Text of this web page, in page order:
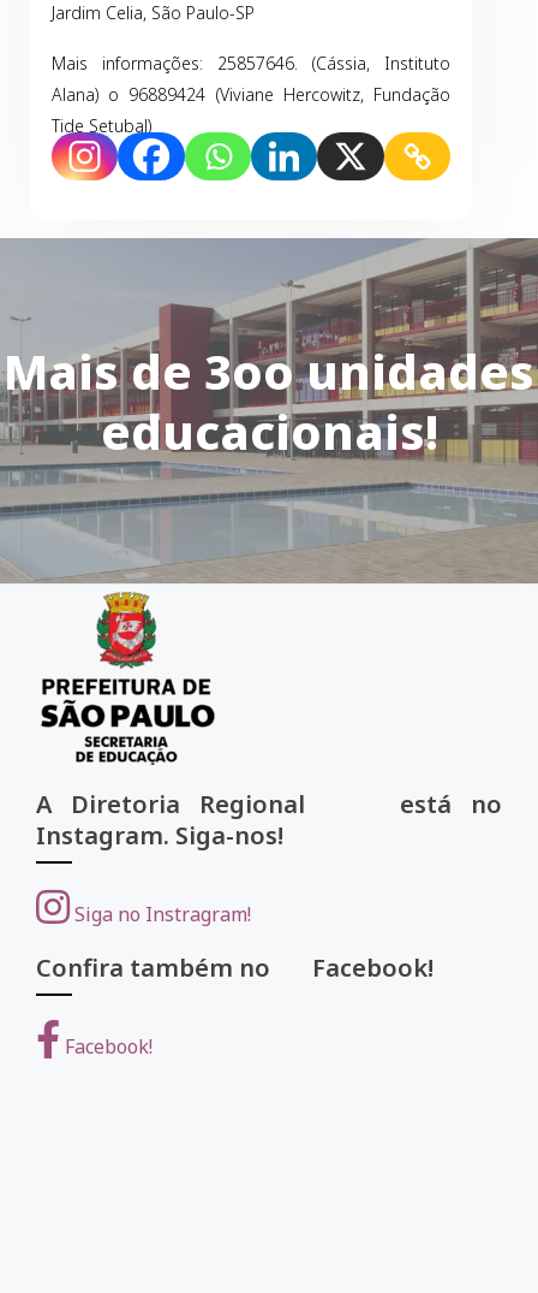
Jardim Celia, São Paulo-SP
Mais informações: 25857646. (Cássia, Instituto
Alana) o 96889424 (Viviane Hercowitz, Fundação
Tide Setubal)
Mais de 3oo unidades
educacionais!
A Diretoria Regional está no
Instagram. Siga-nos!
Siga no Instragram!
Confira também no Facebook!
Facebook!